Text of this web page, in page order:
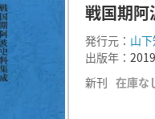
戦国期阿
発行元： 山
出版年：
新刊 在庫な